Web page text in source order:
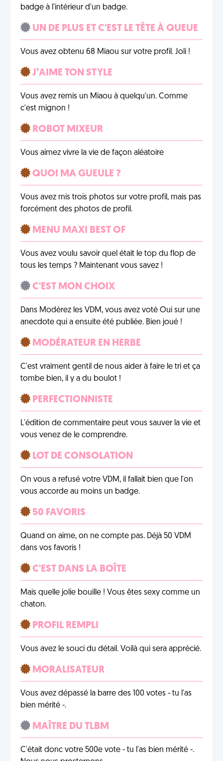
badge à l'intérieur d'un badge.
UN DE PLUS ET C'EST LE TÊTE À QUEUE
Vous avez obtenu 68 Miaou sur votre profil. Joli !
J’AIME TON STYLE
Vous avez remis un Miaou à quelqu'un. Comme
c'est mignon !
ROBOT MIXEUR
Vous aimez vivre la vie de façon aléatoire
QUOI MA GUEULE ?
Vous avez mis trois photos sur votre profil, mais pas
forcément des photos de profil.
MENU MAXI BEST OF
Vous avez voulu savoir quel était le top du flop de
tous les temps ? Maintenant vous savez !
C'EST MON CHOIX
Dans Modérez les VDM, vous avez voté Oui sur une
anecdote qui a ensuite été publiée. Bien joué !
MODÉRATEUR EN HERBE
C'est vraiment gentil de nous aider à faire le tri et ça
tombe bien, il y a du boulot !
PERFECTIONNISTE
L'édition de commentaire peut vous sauver la vie et
vous venez de le comprendre.
LOT DE CONSOLATION
On vous a refusé votre VDM, il fallait bien que l'on
vous accorde au moins un badge.
50 FAVORIS
Quand on aime, on ne compte pas. Déjà 50 VDM
dans vos favoris !
C'EST DANS LA BOÎTE
Mais quelle jolie bouille ! Vous êtes sexy comme un
chaton.
PROFIL REMPLI
Vous avez le souci du détail. Voilà qui sera apprécié.
MORALISATEUR
Vous avez dépassé la barre des 100 votes - tu l'as
bien mérité -.
MAÎTRE DU TLBM
C'était donc votre 500e vote - tu l'as bien mérité -.